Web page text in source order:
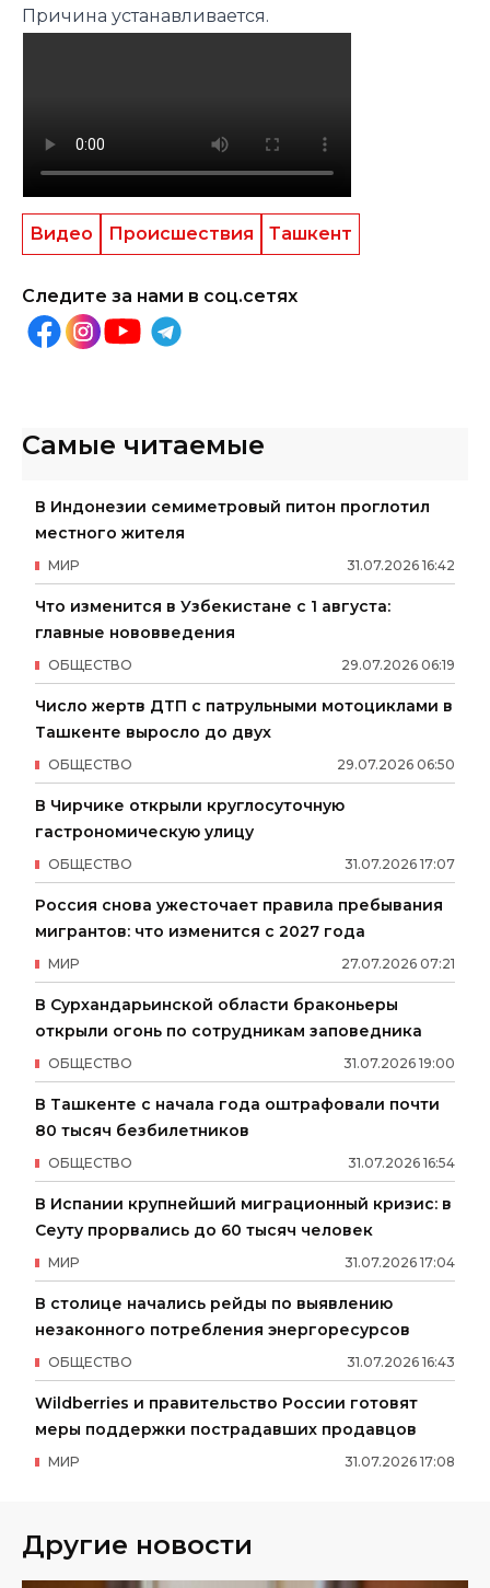
Причина устанавливается.
Видео Происшествия Ташкент
Следите за нами в соц.сетях
Самые читаемые
В Индонезии семиметровый питон проглотил
местного жителя
31.07.2026 16:42
МИР
Что изменится в Узбекистане с 1 августа:
главные нововведения
29.07.2026 06:19
ОБЩЕСТВО
Число жертв ДТП с патрульными мотоциклами в
Ташкенте выросло до двух
29.07.2026 06:50
ОБЩЕСТВО
В Чирчике открыли круглосуточную
гастрономическую улицу
31.07.2026 17:07
ОБЩЕСТВО
Россия снова ужесточает правила пребывания
мигрантов: что изменится с 2027 года
27.07.2026 07:21
МИР
В Сурхандарьинской области браконьеры
открыли огонь по сотрудникам заповедника
31.07.2026 19:00
ОБЩЕСТВО
В Ташкенте с начала года оштрафовали почти
80 тысяч безбилетников
31.07.2026 16:54
ОБЩЕСТВО
В Испании крупнейший миграционный кризис: в
Сеуту прорвались до 60 тысяч человек
31.07.2026 17:04
МИР
В столице начались рейды по выявлению
незаконного потребления энергоресурсов
31.07.2026 16:43
ОБЩЕСТВО
Wildberries и правительство России готовят
меры поддержки пострадавших продавцов
31.07.2026 17:08
МИР
Другие новости